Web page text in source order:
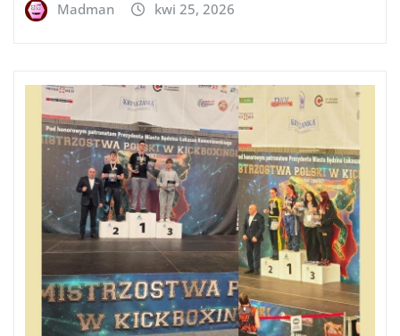
Madman kwi 25, 2026